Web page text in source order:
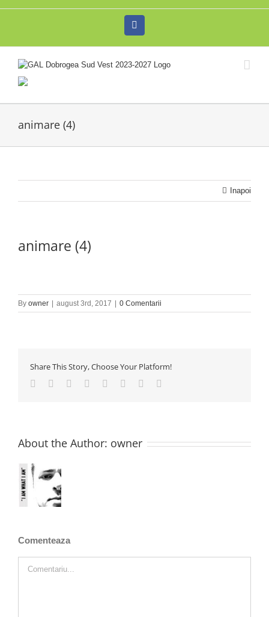
animare (4)
Inapoi
animare (4)
By owner august 3rd, 2017 0 Comentarii
Share This Story, Choose Your Platform!
Facebook
TwitterReddit LinkedIn
TumblrPinterest
About the Author: owner
Comenteaza